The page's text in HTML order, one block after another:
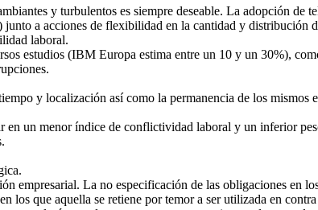
y turbulentos es siempre deseable. La adopción
a acciones de flexibilidad en la cantidad y
laboral.
estudios (IBM Europa estima entre un 10 y un 30%),
y localización así como la permanencia de los mismos
un menor índice de conflictividad laboral y un inferior
empresarial. La no especificación de las obligaciones en
que aquella se retiene por temor a ser utilizada en